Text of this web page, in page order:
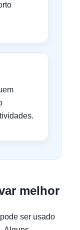
melhor
ser usado